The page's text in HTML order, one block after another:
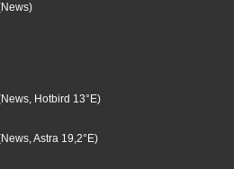
Hotbird 13°E)
Astra 19,2°E)